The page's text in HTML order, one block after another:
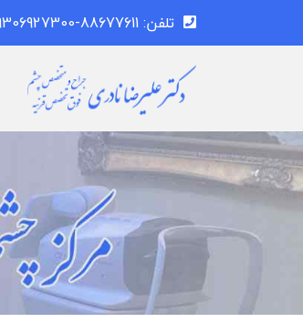
تلفن: 88677611-09306927300